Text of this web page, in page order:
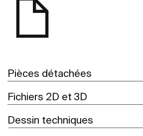
Pièces détachées
Fichiers 2D et 3D
Dessin techniques